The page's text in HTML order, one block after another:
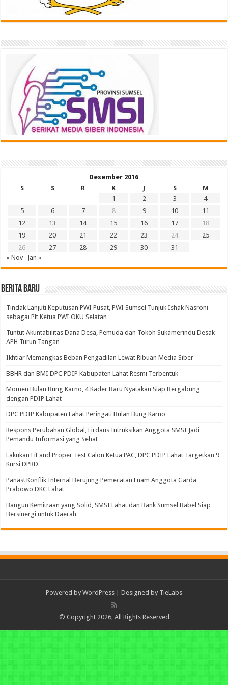
Desember 2016
S
S R K J S
M
1
2 3
4
5
6 7 8 9 10
11
12
13 14 15 16 17
18
19
20 21 22 23 24
25
26
27 28 29 30
31
« Nov
Jan »
BERITA BARU
Tindak Lanjuti Keputusan PWI Pusat, PWI Sumsel Tunjuk Ishak Nasroni
sebagai Plt Ketua PWI OKU Selatan
Tuntut Akuntabilitas Dana Desa, Pemuda dan Tokoh Sukamerindu Desak
APH Turun Tangan
Ikhtiar Memangkas Beban Pengadilan Lewat Ribuan Media Siber
BBHR dan BMI DPC PDIP Kabupaten Lahat Resmi Terbentuk
Momen Bulan Bung Karno, 4 Kader Baru Nyatakan Siap Bergabung
dengan PDIP Lahat
DPC PDIP Kabupaten Lahat Peringati Bulan Bung Karno
Respons Perubahan Global, Firdaus Intruksikan Anggota SMSI Jadi
Pemandu Informasi yang Sehat
Lakukan Fit and Proper Test Calon Ketua PAC, DPC PDIP Lahat Targetkan 9
Kursi DPRD
Panas! Konflik Internal Berujung Pemecatan Enam Anggota Garda
Prabowo DKC Lahat
Bangun Kemitraan yang Solid, SMSI Lahat dan Bank Sumsel Babel Siap
Bersinergi untuk Daerah
Powered by WordPress | Designed by TieLabs
© Copyright 2026, All Rights Reserved